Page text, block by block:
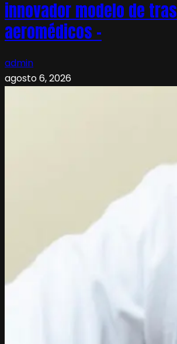
innovador modelo de
aeromédicos –
admin
agosto 6, 2026